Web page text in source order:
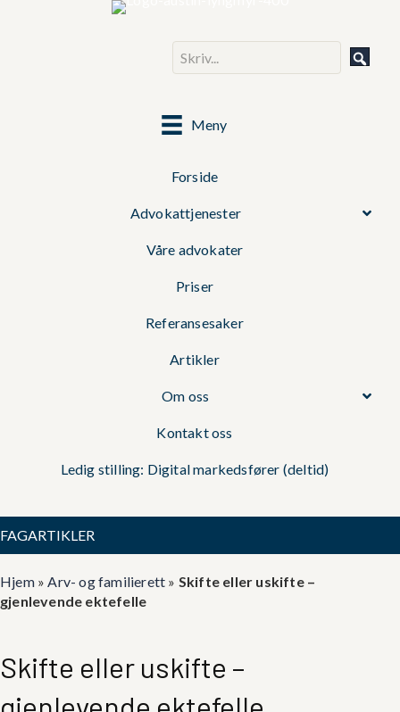
Meny
Forside
Advokattjenester
Våre advokater
Priser
Referansesaker
Artikler
Om oss
Kontakt oss
Ledig stilling: Digital markedsfører (deltid)
FAGARTIKLER
Hjem»Arv- og familierett » Skifte eller uskifte –
gjenlevende ektefelle
Skifte eller uskifte –